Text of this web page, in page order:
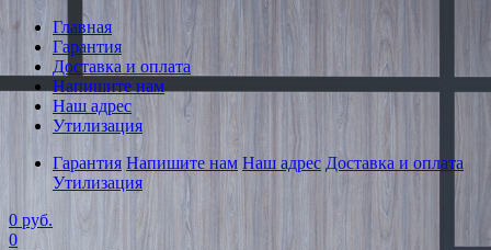
Главная
Гарантия
Доставка и оплата
Напишите нам
Наш адрес
Утилизация
Гарантия Напишите нам Наш адрес Доставка и оплата
Утилизация
0 руб.
0